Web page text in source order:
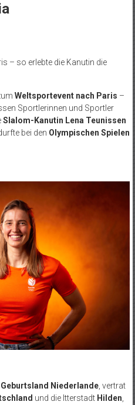
– so erlebte die Kanutin die
Weltsportevent nach Paris –
Sportlerinnen und Sportler
Slalom-Kanutin Lena Teunissen
bei den Olympischen Spielen
Geburtsland Niederlande, vertrat
und die Itterstadt Hilden